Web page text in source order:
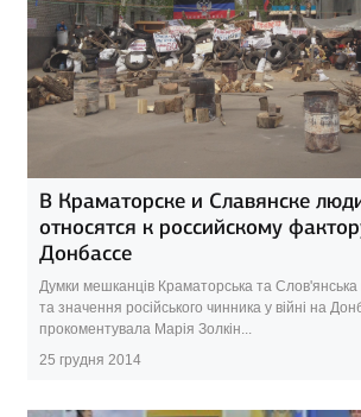
В Краматорске и Славянске
относятся к российскому
Донбассе
Думки мешканців Краматорська та Слов'янська
та значення російського чинника у війні на
прокоментувала Марія Золкін...
25 грудня 2014